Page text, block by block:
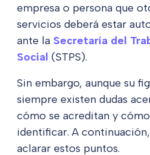
empresa o persona que
servicios deberá estar
ante la Secretaría del
Social (STPS).
Sin embargo, aunque su
siempre existen dudas
cómo se acreditan y
identificar. A
aclarar estos puntos.